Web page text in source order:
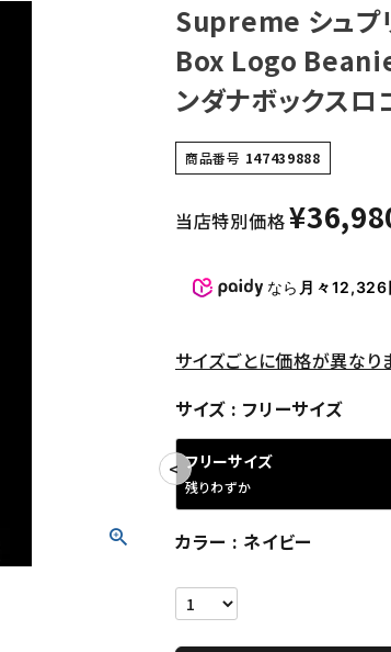
Supreme シュプ
Box Logo
ンダナボックス
商品番号 147439888
当店特別価格¥
なら 月々12,326
サイズごとに価格が異なり
サイズ
フリーサイズ
フリーサイズ
残りわずか
カラー ネイビー